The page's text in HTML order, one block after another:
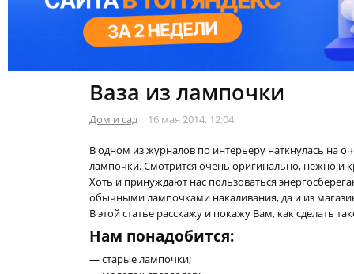
Ваза из лампочки
Дом и сад 16 мая 2014, 12:04
В одном из журналов по интерьеру наткнулась на
лампочки. Смотрится очень оригинально, нежно и
Хоть и принуждают нас пользоваться
обычными лампочками накаливания, да и из
В этой статье расскажу и покажу Вам, как сделать
Нам понадобится:
— старые лампочки;